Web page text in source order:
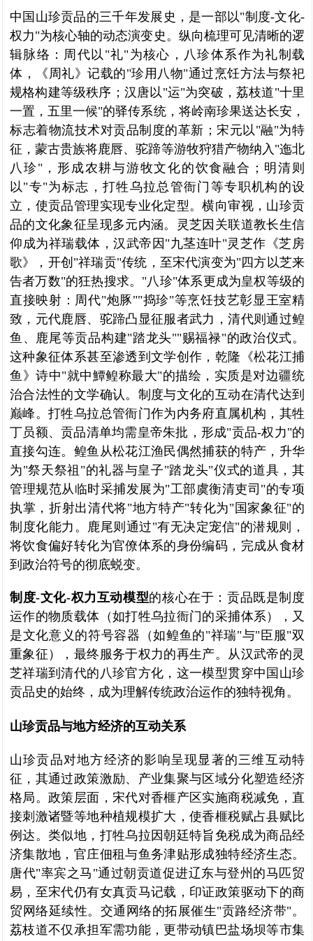
中国山珍贡品的三千年发展史，是一部以"制度-文化-
权力"为核心轴的动态演变史。纵向梳理可见清晰的逻
辑脉络：周代以"礼"为核心，八珍体系作为礼制载
体，《周礼》记载的"珍用八物"通过烹饪方法与祭祀
规格构建等级秩序；汉唐以"运"为突破，荔枝道"十里
一置，五里一候"的驿传系统，将岭南珍果送达长安，
标志着物流技术对贡品制度的革新；宋元以"融"为特
征，蒙古贵族将鹿唇、驼蹄等游牧狩猎产物纳入"迤北
八珍"，形成农耕与游牧文化的饮食融合；明清则
以"专"为标志，打牲乌拉总管衙门等专职机构的设
立，使贡品管理实现专业化定型。横向审视，山珍贡
品的文化象征呈现多元内涵。灵芝因关联道教长生信
仰成为祥瑞载体，汉武帝因"九茎连叶"灵芝作《芝房
歌》，开创"祥瑞贡"传统，至宋代演变为"四方以芝来
告者万数"的狂热搜求。"八珍"体系更成为皇权等级的
直接映射：周代"炮豚""捣珍"等烹饪技艺彰显王室精
致，元代鹿唇、驼蹄凸显征服者武力，清代则通过鳇
鱼、鹿尾等贡品构建"踏龙头""赐福禄"的政治仪式。
这种象征体系甚至渗透到文学创作，乾隆《松花江捕
鱼》诗中"就中鱏鳇称最大"的描绘，实质是对边疆统
治合法性的文学确认。制度与文化的互动在清代达到
巅峰。打牲乌拉总管衙门作为内务府直属机构，其牲
丁员额、贡品清单均需皇帝朱批，形成"贡品-权力"的
直接勾连。鳇鱼从松花江渔民偶然捕获的特产，升华
为"祭天祭祖"的礼器与皇子"踏龙头"仪式的道具，其
管理规范从临时采捕发展为"工部虞衡清吏司"的专项
执掌，折射出清代将"地方特产"转化为"国家象征"的
制度化能力。鹿尾则通过"有无决定宠信"的潜规则，
将饮食偏好转化为官僚体系的身份编码，完成从食材
到政治符号的彻底蜕变。
制度-文化-权力互动模型的核心在于：贡品既是制度
运作的物质载体（如打牲乌拉衙门的采捕体系），又
是文化意义的符号容器（如鳇鱼的"祥瑞"与"臣服"双
重象征），最终服务于权力的再生产。从汉武帝的灵
芝祥瑞到清代的八珍官方化，这一模型贯穿中国山珍
贡品史的始终，成为理解传统政治运作的独特视角。
山珍贡品与地方经济的互动关系
山珍贡品对地方经济的影响呈现显著的三维互动特
征，其通过政策激励、产业集聚与区域分化塑造经济
格局。政策层面，宋代对香榧产区实施商税减免，直
接刺激诸暨等地种植规模扩大，使香榧税赋占县赋比
例达。类似地，打牲乌拉因朝廷特旨免税成为商品经
济集散地，官庄佃租与鱼务津贴形成独特经济生态。
唐代"率宾之马"通过朝贡道促进辽东与登州的马匹贸
易，至宋代仍有女真贡马记载，印证政策驱动下的商
贸网络延续性。交通网络的拓展催生"贡路经济带"。
荔枝道不仅承担军需功能，更带动镇巴盐场坝等市集